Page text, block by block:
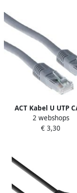
ACT Kabel U UTP
patchkabel RJ45 Grijs
meter
2 webshops
€ 3,30